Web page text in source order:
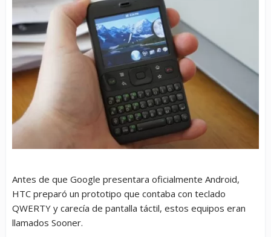
Antes de que Google presentara oficialmente Android,
HTC preparó un prototipo que contaba con teclado
QWERTY y carecía de pantalla táctil, estos equipos eran
llamados Sooner.